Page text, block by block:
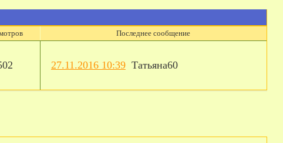
Последнее сообщение
27.11.2016 10:39 Татьяна60